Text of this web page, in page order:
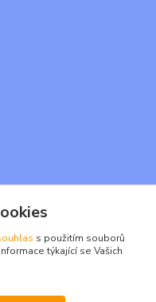
s použitím souborů
týkající se Vašich